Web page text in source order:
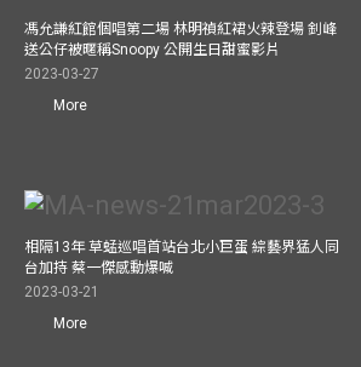
馮允謙紅館個唱第二場 林明禎紅裙火辣登場 釗峰
送公仔被暱稱Snoopy 公開生日甜蜜影片
2023-03-27
More
相隔13年 草蜢巡唱首站台北小巨蛋 綜藝界猛人同
台加持 蔡一傑感動爆喊
2023-03-21
More